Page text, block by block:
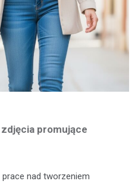
zdjęcia promujące
prace nad tworzeniem